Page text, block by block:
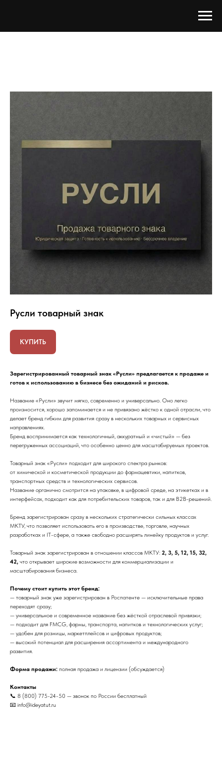
Русли товарный знак
КУПИТЬ
Зарегистрированный товарный знак «Русли» предлагается к продаже и
готов к использованию в бизнесе без ожиданий и рисков.
Название «Русли» звучит мягко, современно и универсально. Оно легко
произносится, хорошо запоминается и не привязано жёстко к одной отрасли, что
делает бренд гибким для развития сразу в нескольких товарных и сервисных
направлениях.
Бренд воспринимается как технологичный, аккуратный и «чистый» — без
перегруженных ассоциаций, что особенно ценно для масштабируемых проектов.
Товарный знак «Русли» подходит для широкого спектра рынков:
от химической и косметической продукции до фармацевтики, напитков,
транспортных средств и технологических сервисов.
Название органично смотрится на упаковке, в цифровой среде, на этикетках и в
интерфейсах, подходит как для потребительских товаров, так и для B2B-решений.
Бренд зарегистрирован сразу в нескольких стратегически сильных классах
МКТУ, что позволяет использовать его в производстве, торговле, научных
разработках и IT-сфере, а также свободно расширять линейку продуктов и услуг.
Товарный знак зарегистрирован в отношении классов МКТУ: 2, 3, 5, 12, 15, 32,
42, что открывает широкие возможности для коммерциализации и
масштабирования бизнеса.
Почему стоит купить этот бренд:
— товарный знак уже зарегистрирован в Роспатенте — исключительные права
переходят сразу;
— универсальное и современное название без жёсткой отраслевой привязки;
— подходит для FMCG, фармы, транспорта, напитков и технологических услуг;
— удобен для розницы, маркетплейсов и цифровых продуктов;
— высокий потенциал для расширения ассортимента и международного
развития.
Форма продажи: полная продажа и лицензии (обсуждается)
Контакты
📞 8 (800) 775-24-50 — звонок по России бесплатный
📧 info@ideyatut.ru